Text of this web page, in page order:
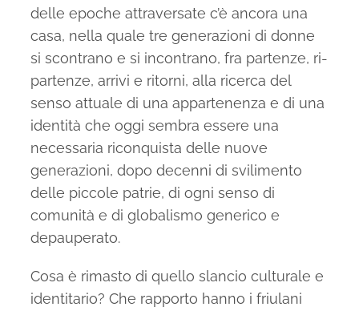
delle epoche attraversate c’è ancora una
casa, nella quale tre generazioni di donne
si scontrano e si incontrano, fra partenze, ri-
partenze, arrivi e ritorni, alla ricerca del
senso attuale di una appartenenza e di una
identità che oggi sembra essere una
necessaria riconquista delle nuove
generazioni, dopo decenni di svilimento
delle piccole patrie, di ogni senso di
comunità e di globalismo generico e
depauperato.
Cosa è rimasto di quello slancio culturale e
identitario? Che rapporto hanno i friulani